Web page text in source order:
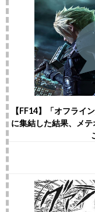
【FF14】「オフライ
に集結した結果、メ